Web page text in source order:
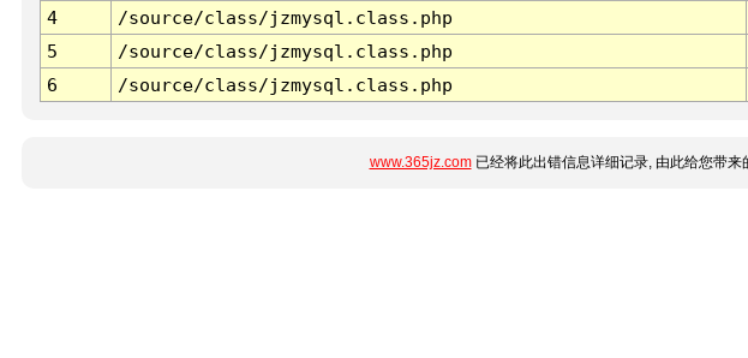
4
/source/class/jzmysql.class.php
5
/source/class/jzmysql.class.php
6
/source/class/jzmysql.class.php
www.365jz.com已经将此出错信息详细记录, 由此给您带来